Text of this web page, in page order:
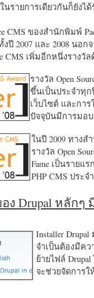
นรายการเดียวกันก็ยังได้
CMS ของสำนักพิมพ์
ปี 2007 และ 2008 นอก
CMS เพิ่มอีกหนึ่งรางวั
รางวัล Open
ขึ้นเป็นประจำทุ
เว็บไซต์ และกา
ปัจจุบันมีการมอบ
ในปี 2009 ทางส
รางวัล Open
Fame เป็นรายแ
PHP CMS ประ
ง Drupal หลักๆ
Installer
จำเป็นต้องมีค
ย้ายไฟล์
จะช่วยจัดการ